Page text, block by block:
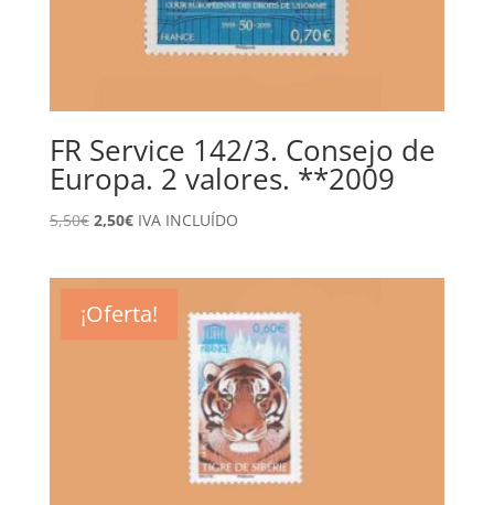
FR Service 142/3. Consejo de
Europa. 2 valores. **2009
5,50€ El
5,50€.
2,50€El
2,50€.
IVA INCLUÍDO
¡Oferta!